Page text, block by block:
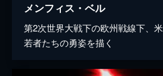
メンフィス・ベル
第2次世界大戦下の欧州戦線下、
若者たちの勇姿を描く